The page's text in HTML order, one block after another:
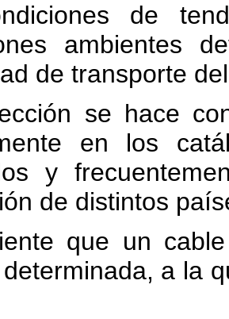
de
ambientes
de transporte
se hace
en los
y
de distintos
que un
a la